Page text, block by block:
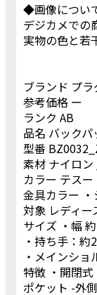
◆画像につい
デジカメでの
実物の色と若
ブランド プラ
参考価格 ー
ランク AB
品名 バックパ
型番
素材 ナイロン
カラー テス
金具カラー ・
対象 レディー
サイズ ・幅
・持ち手：約
・メインシ
特徴 ・開閉
ポケット -外